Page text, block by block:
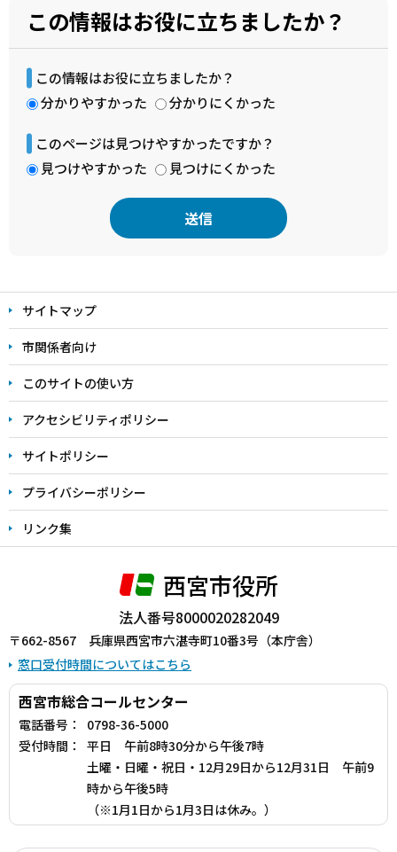
この情報はお役に立ちましたか？
この情報はお役に立ちましたか？
分かりやすかった
分かりにくかった
このページは見つけやすかったですか？
見つけやすかった
見つけにくかった
文
こ
こ
ま
で
サイトマップ
市関係者向け
このサイトの使い方
アクセシビリティポリシー
サイトポリシー
プライバシーポリシー
リンク集
西宮市役所
法人番号8000020282049
〒662-8567 兵庫県西宮市六湛寺町10番3号（本庁舎）
窓口受付時間についてはこちら
西宮市総合コールセンター
電話番号：
0798-36-5000
受付時間：
平日 午前8時30分から午後7時
土曜・日曜・祝日・12月29日から12月31日 午前9
時から午後5時
（※1月1日から1月3日は休み。）